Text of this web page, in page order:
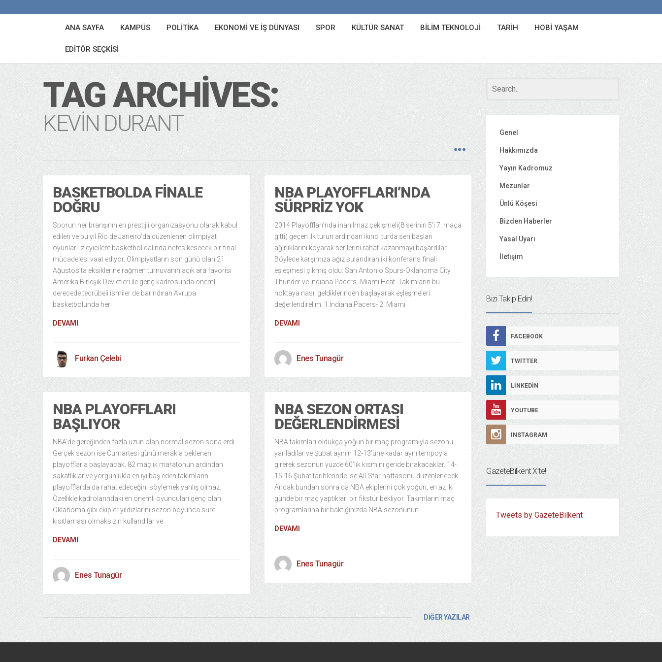
ANA SAYFA KAMPÜS POLITIKA EKONOMI VE İŞ DÜNYASI SPOR KÜLTÜR SANAT BILIM TEKNOLOJI TARIH HOBI YAŞAM
EDITÖR SEÇKISI
TAG ARCHIVES:
KEVIN DURANT
BASKETBOLDA FINALE
DOĞRU
Sporun her branşının en prestijli organizasyonu olarak kabul
edilen ve bu yıl Rio de Janeiro’da düzenlenen olimpiyat
oyunları izleyicilere basketbol dalında nefes kesecek bir final
mücadelesi vaat ediyor. Olimpiyatların son günü olan 21
Ağustos’ta eksiklerine rağmen turnuvanın açık ara favorisi
Amerika Birleşik Devletleri ile genç kadrosunda önemli
derecede tecrübeli ismiler de barındıran Avrupa
basketbolunda her
DEVAMI
Furkan Çelebi
NBA PLAYOFFLARI’NDA
SÜRPRIZ YOK
2014 Playoffları’nda inanılmaz çekişmeli(8 serinin 5’i 7. maça
gitti) geçen ilk turun ardından ikinci turda seri başları
ağırlıklarını koyarak serilerini rahat kazanmayı başardılar.
Böylece karşımıza ağız sulandıran iki konferans finali
eşleşmesi çıkmış oldu: San Antonio Spurs-Oklahoma City
Thunder ve Indiana Pacers- Miami Heat. Takımların bu
noktaya nasıl geldiklerinden başlayarak eşleşmeleri
değerlendirelim. 1.Indiana Pacers- 2. Miami
DEVAMI
Enes Tunagür
NBA PLAYOFFLARI
BAŞLIYOR
NBA’de gereğinden fazla uzun olan normal sezon sona erdi.
Gerçek sezon ise Cumartesi günü merakla beklenen
playofflarla başlayacak. 82 maçlık maratonun ardından
sakatlıklar ve yorgunlukla en iyi baş eden takımların
playofflarda da rahat edeceğini söylemek yanlış olmaz.
Özellikle kadrolarındaki en önemli oyuncuları genç olan
Oklahoma gibi ekipler yıldızlarını sezon boyunca süre
kısıtlaması olmaksızın kullandılar ve
DEVAMI
Enes Tunagür
NBA SEZON ORTASI
DEĞERLENDIRMESI
NBA takımları oldukça yoğun bir maç programıyla sezonu
yarıladılar ve Şubat ayının 12-13’üne kadar aynı tempoyla
girerek sezonun yüzde 60’lık kısmını geride bırakacaklar. 14-
15-16 Şubat tarihlerinde ise All-Star haftasonu düzenlenecek.
Ancak bundan sonra da NBA ekiplerini çok yoğun, en az iki
günde bir maç yaptıkları bir fikstür bekliyor. Takımların maç
programlarına bir baktığınızda NBA sezonunun
DEVAMI
Enes Tunagür
DİĞER YAZILAR
Genel
Hakkımızda
Yayın Kadromuz
Mezunlar
Ünlü Köşesi
Bizden Haberler
Yasal Uyarı
İletişim
Bizi Takip Edin!
FACEBOOK
TWITTER
LINKEDIN
YOUTUBE
INSTAGRAM
GazeteBilkent X’te!
Tweets by GazeteBilkent